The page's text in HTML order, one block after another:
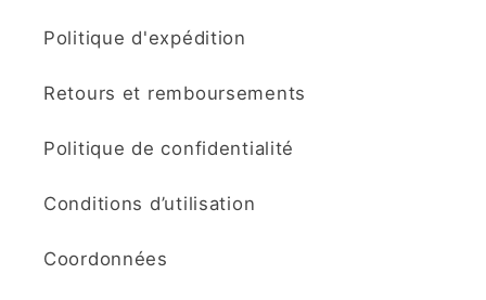
Politique d'expédition
Retours et remboursements
Politique de confidentialité
Conditions d’utilisation
Coordonnées